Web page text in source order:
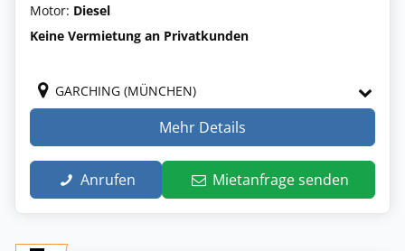
Motor: Diesel
Keine Vermietung an Privatkunden
GARCHING (MÜNCHEN)
Mehr Details
Anrufen Mietanfrage senden